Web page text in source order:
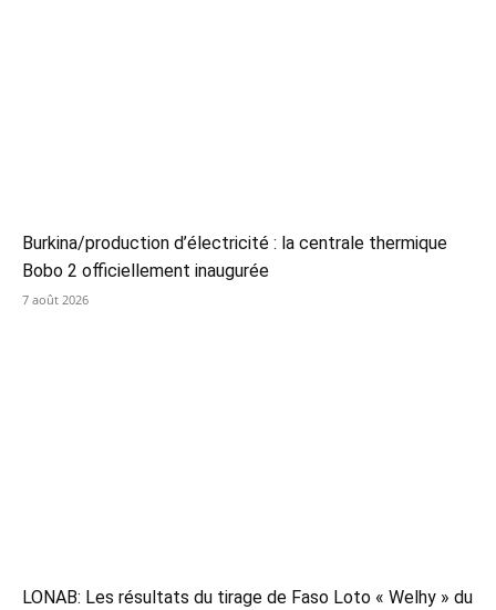
Burkina/production d’électricité : la centrale thermique
Bobo 2 officiellement inaugurée
7 août 2026
LONAB: Les résultats du tirage de Faso Loto « Welhy » du